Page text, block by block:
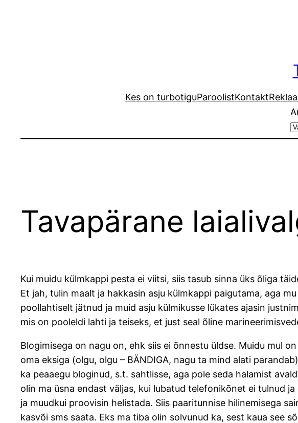
Kes on turbotiguParoolistKontakt
Tavapärane
Kui muidu külmkappi pesta ei viitsi, siis tasub sinna üks õliga
Et jah, tulin maalt ja hakkasin asju külmkappi paigutama, aga
poollahtiselt jätnud ja muid asju külmikusse lükates ajasin
mis on pooleldi lahti ja teiseks, et just seal õline
Blogimisega on nagu on, ehk siis ei õnnestu üldse. Muidu mul
oma eksiga (olgu, olgu – BÄNDIGA, nagu ta mind alati
ka peaaegu bloginud, s.t. sahtlisse, aga pole seda halamist
olin ma üsna endast väljas, kui lubatud telefonikõnet ei tulnud
ja muudkui proovisin helistada. Siis paaritunnise hilinemisega
kasvõi sms saata. Eks ma tiba olin solvunud ka, sest kaua see